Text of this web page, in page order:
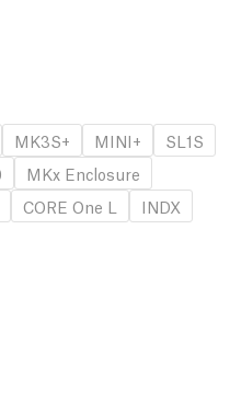
MK3S+ MINI+
SL1S
MKx Enclosure
CORE One L INDX